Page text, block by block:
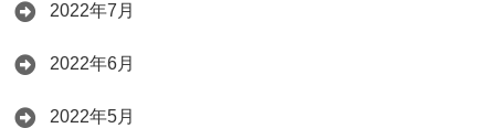
2022年7月
2022年6月
2022年5月